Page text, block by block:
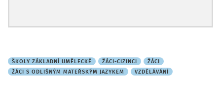
ŠKOLY ZÁKLADNÍ UMĚLECKÉ ŽÁCI-CIZINCI
ŽÁCI
ŽÁCI S ODLIŠNÝM MATEŘSKÝM JAZYKEM
VZDĚLÁVÁNÍ